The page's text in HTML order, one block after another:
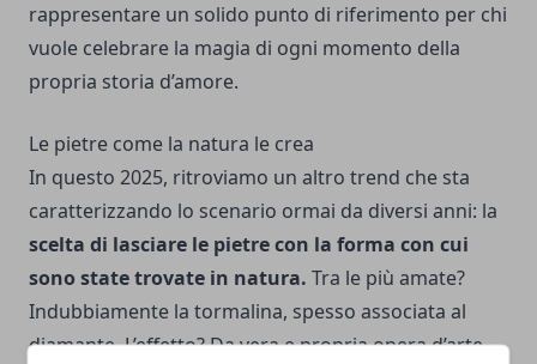
rappresentare un solido punto di riferimento per chi
vuole celebrare la magia di ogni momento della
propria storia d’amore.
Le pietre come la natura le crea
In questo 2025, ritroviamo un altro trend che sta
caratterizzando lo scenario ormai da diversi anni: la
scelta di lasciare le pietre con la forma con cui
sono state trovate in natura. Tra le più amate?
Indubbiamente la tormalina, spesso associata al
diamante. L’effetto? Da vera e propria opera d’arte.